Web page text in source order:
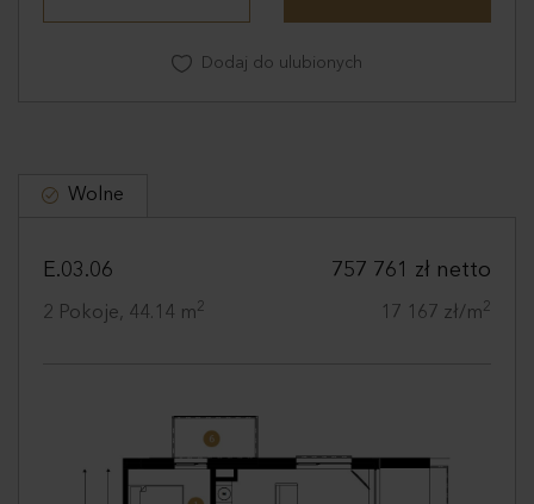
Dodaj do ulubionych
Wolne
E.03.06
2 Pokoje, 44.14 m2
757 761 zł netto
17 167 zł/m2